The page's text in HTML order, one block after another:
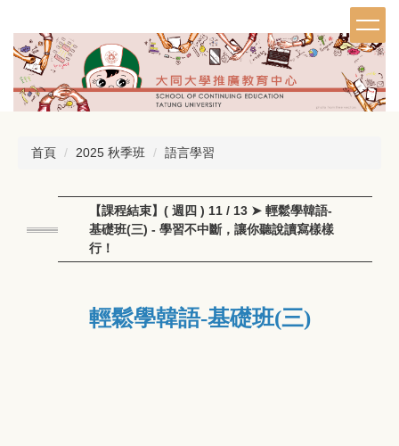
到
主
內
首頁
2025 秋季班 語言學習
【課程結束】( 週四 ) 11 / 13 ➤ 輕鬆學韓語-
基礎班(三) - 學習不中斷，讓你聽說讀寫樣樣
行！
輕鬆學韓語-基礎班(三)